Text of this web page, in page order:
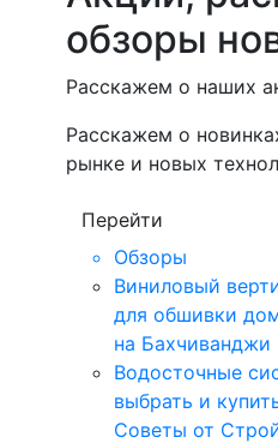
обзоры
Расскажем о наших
Расскажем о
рынке и новых
Перейти
Обзоры
Виниловый
для обшивки
на Бахчиванджи
Водосточные
выбрать и
Советы от